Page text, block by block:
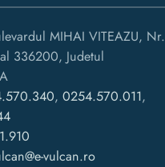
MIHAI VITEAZU, Nr.
336200, Judetul
, 0254.570.011,
vulcan.ro